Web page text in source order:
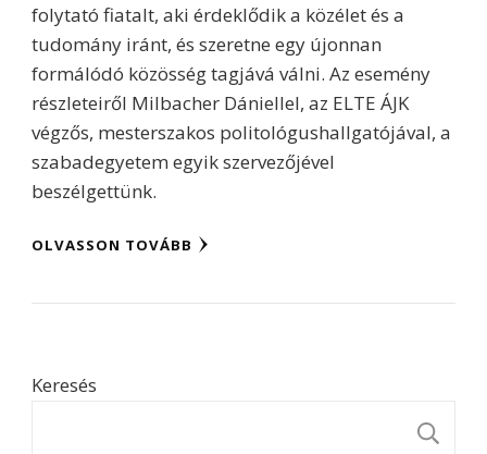
folytató fiatalt, aki érdeklődik a közélet és a
tudomány iránt, és szeretne egy újonnan
formálódó közösség tagjává válni. Az esemény
részleteiről Milbacher Dániellel, az ELTE ÁJK
végzős, mesterszakos politológushallgatójával, a
szabadegyetem egyik szervezőjével
beszélgettünk.
OLVASSON TOVÁBB
Keresés